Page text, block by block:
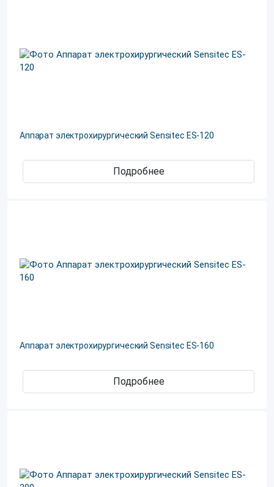
Аппарат электрохирургический Sensitec ES-120
Подробнее
Аппарат электрохирургический Sensitec ES-160
Подробнее